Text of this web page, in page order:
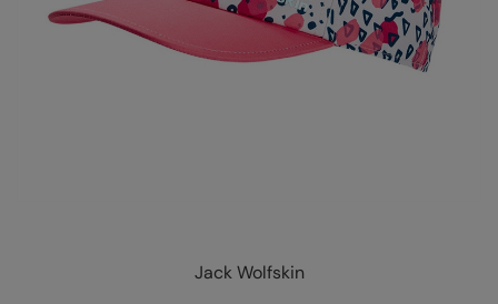
KUP-SPRAWDŹ-WYMIEŃ-
Jack Wolfskin